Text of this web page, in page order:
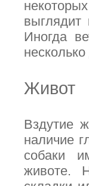
Иногда
Живот
Вздутие
наличие
собаки
животе.